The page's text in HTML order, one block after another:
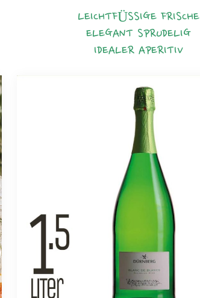
LEICHTFÜSSIGE FRISCHE
ELEGANT SPRUDELIG
IDEALER APERITIV